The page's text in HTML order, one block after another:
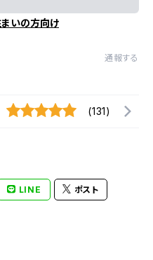
いの方向け
通報する
(131)
LINE ポスト